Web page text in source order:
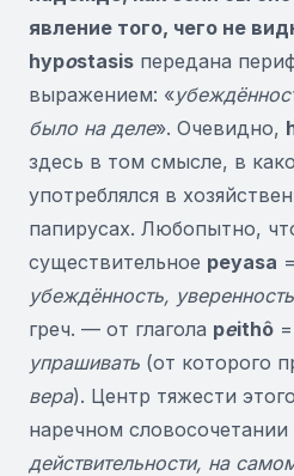
явление того, чего не
hypostasis передана
выражением: «
было на деле». Очевидно,
здесь в том смысле, в
употреблялся в
папирусах. Любопытно,
существительное peyasa =
убеждённость, уверенность
греч. — от глагола peithô =
упрашивать (от которого
вера). Центр тяжести
наречном словосочетании
действительности, на